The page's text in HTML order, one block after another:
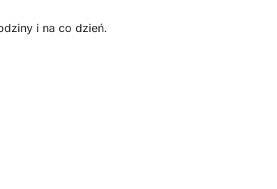
i na co dzień.